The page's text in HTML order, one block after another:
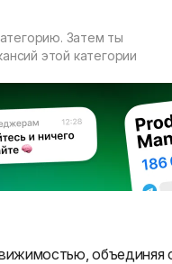
Затем ты
этой категории
объединяя